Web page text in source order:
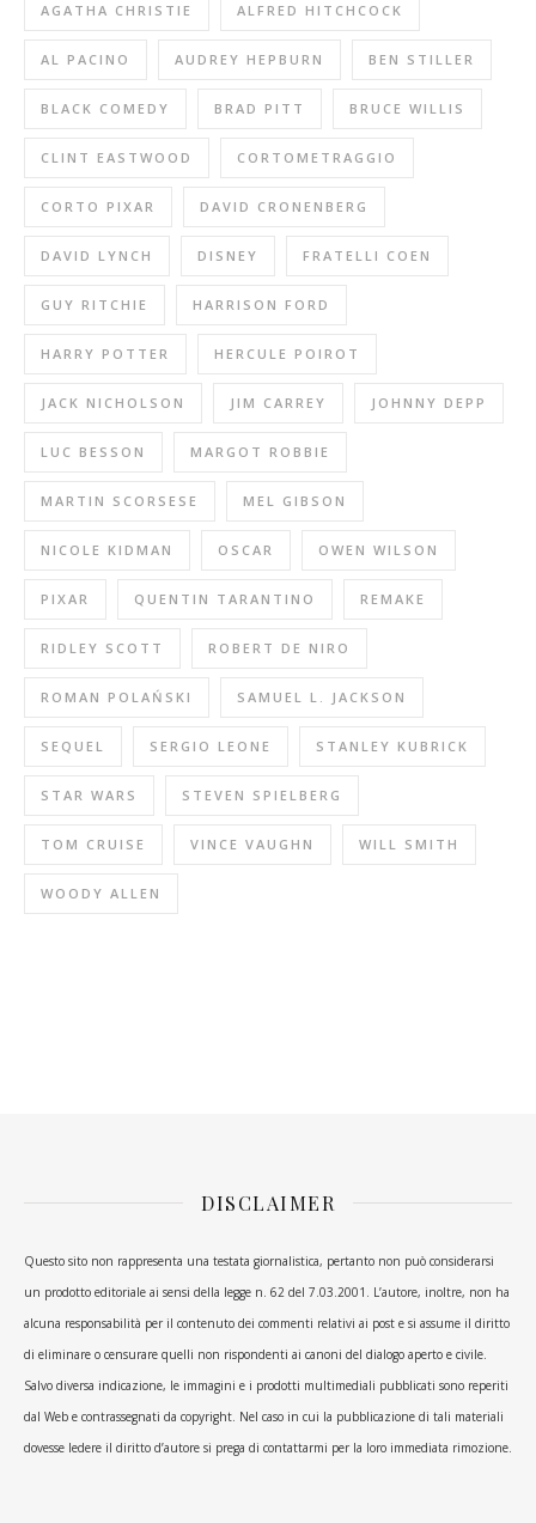
AGATHA CHRISTIE ALFRED HITCHCOCK
AL PACINO AUDREY HEPBURN BEN STILLER
BLACK COMEDY BRAD PITT BRUCE WILLIS
CLINT EASTWOOD CORTOMETRAGGIO
CORTO PIXAR DAVID CRONENBERG
DAVID LYNCH DISNEY FRATELLI COEN
GUY RITCHIE HARRISON FORD
HARRY POTTER HERCULE POIROT
JACK NICHOLSON JIM CARREY JOHNNY DEPP
LUC BESSON MARGOT ROBBIE
MARTIN SCORSESE MEL GIBSON
NICOLE KIDMAN OSCAR OWEN WILSON
PIXAR QUENTIN TARANTINO REMAKE
RIDLEY SCOTT ROBERT DE NIRO
ROMAN POLAŃSKI SAMUEL L. JACKSON
SEQUEL SERGIO LEONE STANLEY KUBRICK
STAR WARS STEVEN SPIELBERG
TOM CRUISE VINCE VAUGHN WILL SMITH
WOODY ALLEN
DISCLAIMER
Questo sito non rappresenta una testata giornalistica, pertanto non può considerarsi
un prodotto editoriale ai sensi della legge n. 62 del 7.03.2001. L’autore, inoltre, non ha
alcuna responsabilità per il contenuto dei commenti relativi ai post e si assume il diritto
di eliminare o censurare quelli non rispondenti ai canoni del dialogo aperto e civile.
Salvo diversa indicazione, le immagini e i prodotti multimediali pubblicati sono reperiti
dal Web e contrassegnati da copyright. Nel caso in cui la pubblicazione di tali materiali
dovesse ledere il diritto d’autore si prega di contattarmi per la loro immediata rimozione.